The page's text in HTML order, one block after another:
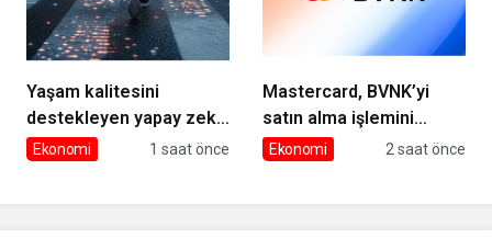
Yaşam kalitesini
destekleyen yapay zekâ
hizmetleri akıllı kentler
Ekonomi 1 saat önce
Mastercard, BVNK’yi
satın alma işlemini
tamamladı
Ekonomi 2 saat önce